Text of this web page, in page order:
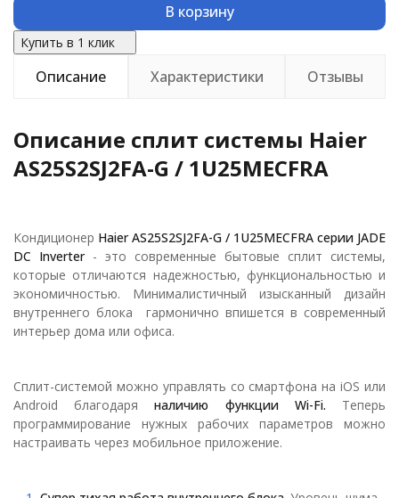
В корзину
Купить в 1 клик
Описание Характеристики Отзывы
Описание сплит системы Haier
AS25S2SJ2FA-G / 1U25MECFRA
Кондиционер Haier AS25S2SJ2FA-G / 1U25MECFRA серии JADE
DC Inverter- это современные бытовые сплит системы,
которые отличаются надежностью, функциональностью и
экономичностью. Минималистичный изысканный дизайн
внутреннего блока гармонично впишется в современный
интерьер дома или офиса.
Сплит-системой можно управлять со смартфона на iOS или
Android благодаряналичию функции Wi-Fi. Теперь
программирование нужных рабочих параметров можно
настраивать через мобильное приложение.